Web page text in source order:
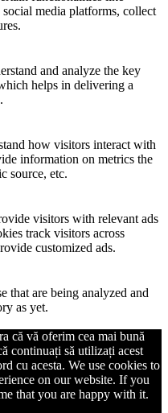
media platforms, collect
and analyze the key
helps in delivering a
how visitors interact with
information on metrics the
source, etc.
visitors with relevant ads
track visitors across
customized ads.
that are being analyzed and
as yet.
că vă oferim cea mai bună
continuați să utilizați acest
cu acesta. We use cookies to
on our website. If you
that you are happy with it.